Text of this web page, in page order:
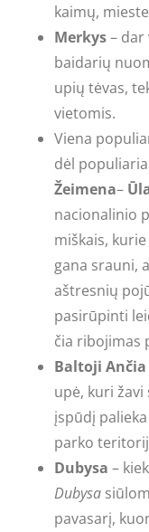
kaimų,
Merkys– dar
baidarių
upių tėvas,
vietomis.
Viena
dėl
Žeimena–
nacionalinio
miškais,
gana srauni,
aštresnių
pasirūpinti
čia ribojimas
Baltoji Ančia
upė, kuri
įspūdį
parko
Dubysa –
Dubysa
pavasarį,